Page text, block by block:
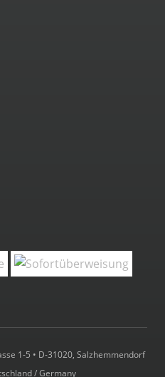
1-5 • D-31020, Salzhemmendorf
/ Germany